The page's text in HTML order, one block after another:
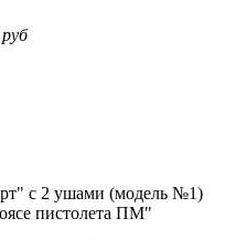
руб
с 2 ушами (модель №1)
пистолета ПМ"